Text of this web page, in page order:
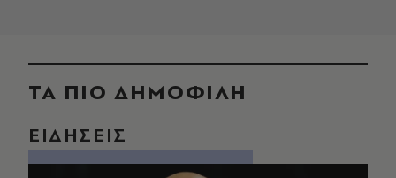
ΤΑ ΠΙΟ ΔΗΜΟΦΙΛΗ
ΕΙΔΗΣΕΙΣ